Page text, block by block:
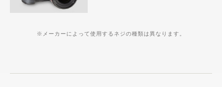
※メーカーによって使用するネジの種類は異なります。